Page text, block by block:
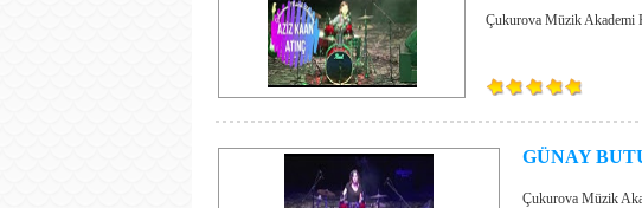
Çukurova Müzik Akademi
GÜNAY
Çukurova Müzik